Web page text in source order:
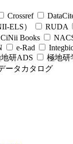
Crossref
ELS）
RUDA
CiNii Books
e-Rad
研ADS
極地研
ータカタログ